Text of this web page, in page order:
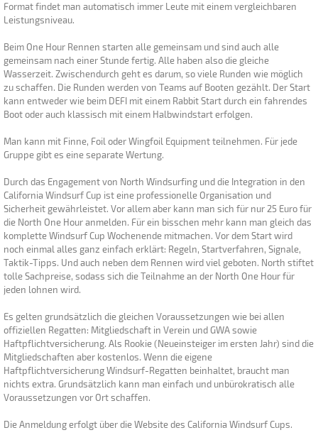
Format findet man automatisch immer Leute mit einem vergleichbaren
Leistungsniveau.
Beim One Hour Rennen starten alle gemeinsam und sind auch alle
gemeinsam nach einer Stunde fertig. Alle haben also die gleiche
Wasserzeit. Zwischendurch geht es darum, so viele Runden wie möglich
zu schaffen. Die Runden werden von Teams auf Booten gezählt. Der Start
kann entweder wie beim DEFI mit einem Rabbit Start durch ein fahrendes
Boot oder auch klassisch mit einem Halbwindstart erfolgen.
Man kann mit Finne, Foil oder Wingfoil Equipment teilnehmen. Für jede
Gruppe gibt es eine separate Wertung.
Durch das Engagement von North Windsurfing und die Integration in den
California Windsurf Cup ist eine professionelle Organisation und
Sicherheit gewährleistet. Vor allem aber kann man sich für nur 25 Euro für
die North One Hour anmelden. Für ein bisschen mehr kann man gleich das
komplette Windsurf Cup Wochenende mitmachen. Vor dem Start wird
noch einmal alles ganz einfach erklärt: Regeln, Startverfahren, Signale,
Taktik-Tipps. Und auch neben dem Rennen wird viel geboten. North stiftet
tolle Sachpreise, sodass sich die Teilnahme an der North One Hour für
jeden lohnen wird.
Es gelten grundsätzlich die gleichen Voraussetzungen wie bei allen
offiziellen Regatten: Mitgliedschaft in Verein und GWA sowie
Haftpflichtversicherung. Als Rookie (Neueinsteiger im ersten Jahr) sind die
Mitgliedschaften aber kostenlos. Wenn die eigene
Haftpflichtversicherung Windsurf-Regatten beinhaltet, braucht man
nichts extra. Grundsätzlich kann man einfach und unbürokratisch alle
Voraussetzungen vor Ort schaffen.
Die Anmeldung erfolgt über die Website des California Windsurf Cups.